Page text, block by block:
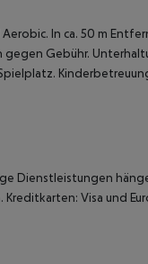
In ca. 50 m
Gebühr.
Dienstleistungen
Visa und